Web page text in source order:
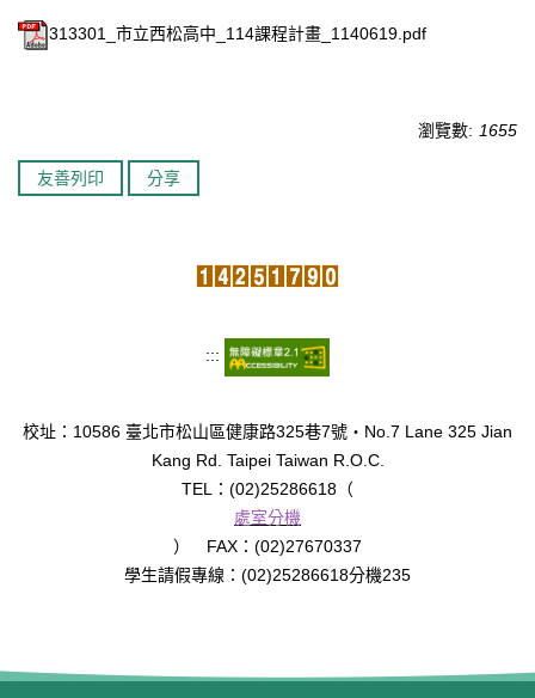
西松學習歷程檔案
313301_市立西松高中_114課程計畫_1140619.pdf
瀏覽數: 1655
友善列印 分享
:::
校址：10586 臺北市松山區健康路325巷7號‧No.7 Lane 325 Jian
Kang Rd. Taipei Taiwan R.O.C.
TEL：(02)25286618（
處室分機
） FAX：(02)27670337
學生請假專線：(02)25286618分機235